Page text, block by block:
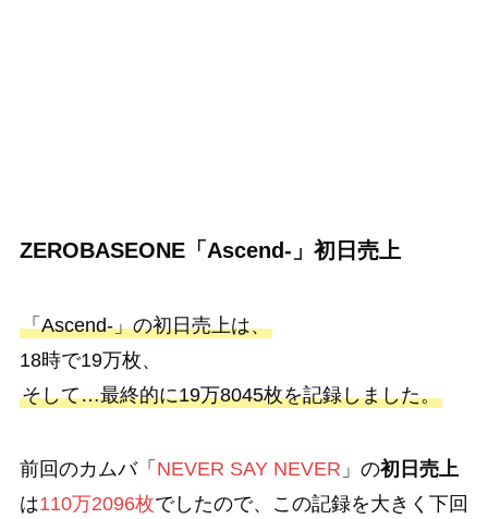
ZEROBASEONE「Ascend-」初日売上
「Ascend-」の初日売上は、
18時で19万枚、
そして…最終的に19万8045枚を記録しました。
前回のカムバ「 NEVER SAY NEVER 」の初日売上
は110万2096枚でしたので、この記録を大きく下回